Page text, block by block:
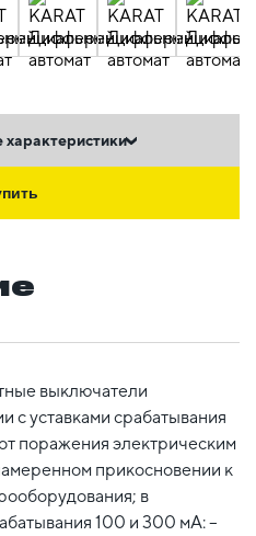
характеристики
выключатели
с уставками срабатывания
поражения электрическим
прикосновении к
в
100 и 300 мА: –